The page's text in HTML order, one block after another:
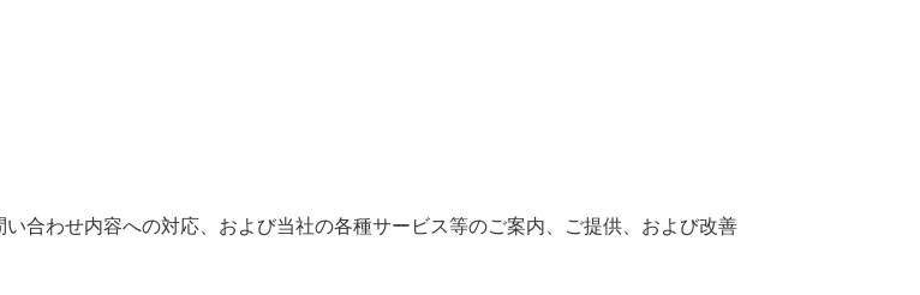
合わせ内容への対応、および当社の各種サービス等のご案内、ご提供、および改善